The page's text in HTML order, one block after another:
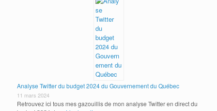
Analyse Twitter du budget 2024 du Gouvernement du Québec
11 mars 2024
Retrouvez ici tous mes gazouillis de mon analyse Twitter en direct du